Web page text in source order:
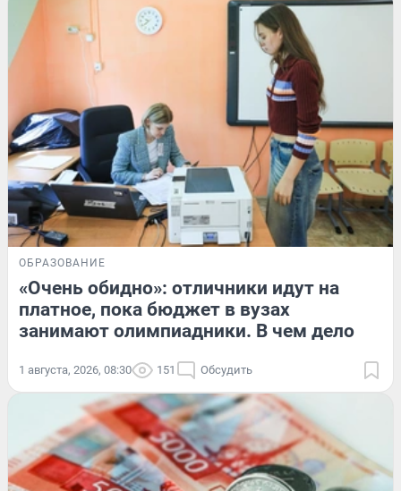
ОБРАЗОВАНИЕ
«Очень обидно»: отличники идут на
платное, пока бюджет в вузах
занимают олимпиадники. В чем дело
1 августа, 2026, 08:30 151 Обсудить